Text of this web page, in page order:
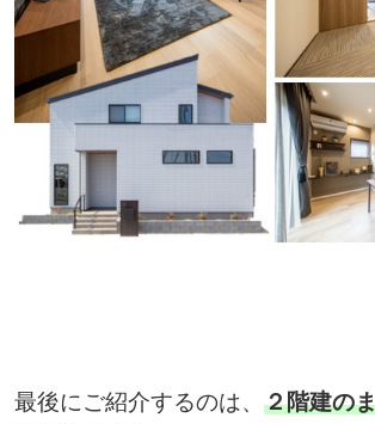
最後にご紹介するのは、 ２階建の